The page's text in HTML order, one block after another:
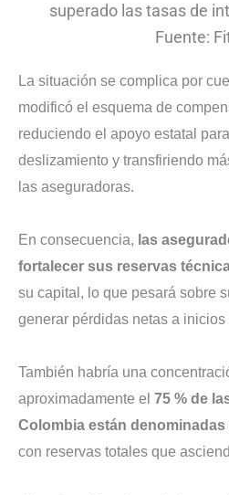
superado las tasas de
Fuente:
La situación se complica por
modificó el esquema de
reduciendo el apoyo estatal
deslizamiento y transfiriendo
las aseguradoras.
En consecuencia, las
fortalecer sus reservas
su capital, lo que pesará sobre
generar pérdidas netas a inicios
También habría una
aproximadamente el 75 % de
Colombia están
con reservas totales que